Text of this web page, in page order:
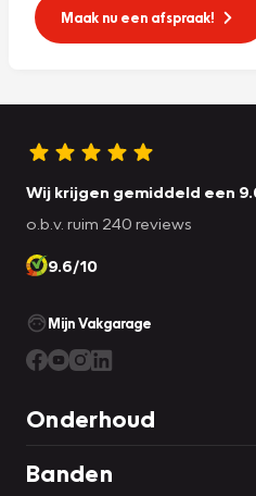
Maak nu een afspraak!
Wij krijgen gemiddeld een
o.b.v. ruim 240 reviews
9.6/10
Mijn Vakgarage
Onderhoud
Banden